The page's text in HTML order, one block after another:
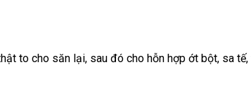
to cho săn lại, sau đó cho hỗn hợp ớt bột, sa